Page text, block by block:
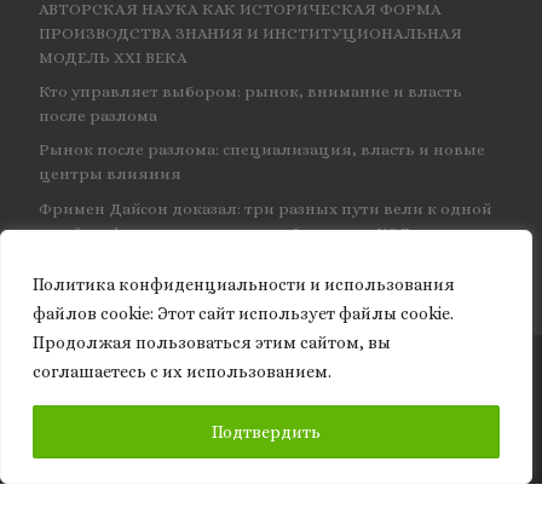
Политика конфиденциальности и использования
файлов сookie: Этот сайт использует файлы cookie.
Продолжая пользоваться этим сайтом, вы
соглашаетесь с их использованием.
Подтвердить
АВТОРСКАЯ НАУКА КАК ИСТОРИЧЕСКАЯ ФОРМА
ПРОИЗВОДСТВА ЗНАНИЯ И ИНСТИТУЦИОНАЛЬНАЯ
МОДЕЛЬ XXI ВЕКА
Кто управляет выбором: рынок, внимание и власть
после разлома
Рынок после разлома: специализация, власть и новые
центры влияния
Фримен Дайсон доказал: три разных пути вели к одной
и той же физике — и навсегда объединил КЭД
© 2026Granite of science– Все права защищены